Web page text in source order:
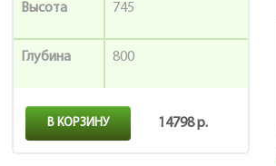
Высота 745
Глубина 800
В КОРЗИНУ 14798 р.